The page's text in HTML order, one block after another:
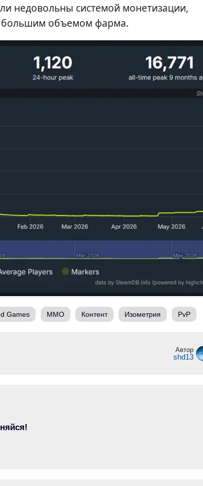
недовольны системой монетизации,
большим объемом фарма.
Games MMO Контент Изометрия PvP
Автор
shd13